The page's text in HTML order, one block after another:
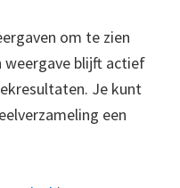
om te zien
weergave blijft actief
Je kunt
een